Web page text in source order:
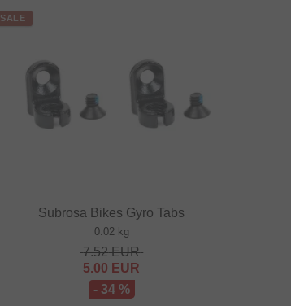
SALE
Subrosa Bikes Gyro Tabs
0.02 kg
7.52EUR
5.00 EUR
- 34 %